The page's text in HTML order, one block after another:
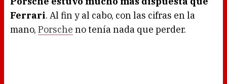
Ferrari. Al fin y al cabo, con las cifras en la
mano, Porsche no tenía nada que perder.